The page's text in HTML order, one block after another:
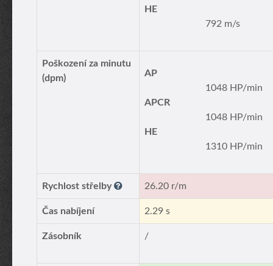
HE
792 m/s
Poškození za minutu
(dpm)
AP
1048 HP/min
APCR
1048 HP/min
HE
1310 HP/min
Rychlost střelby 26.20 r/m
Čas nabíjení 2.29 s
Zásobník /